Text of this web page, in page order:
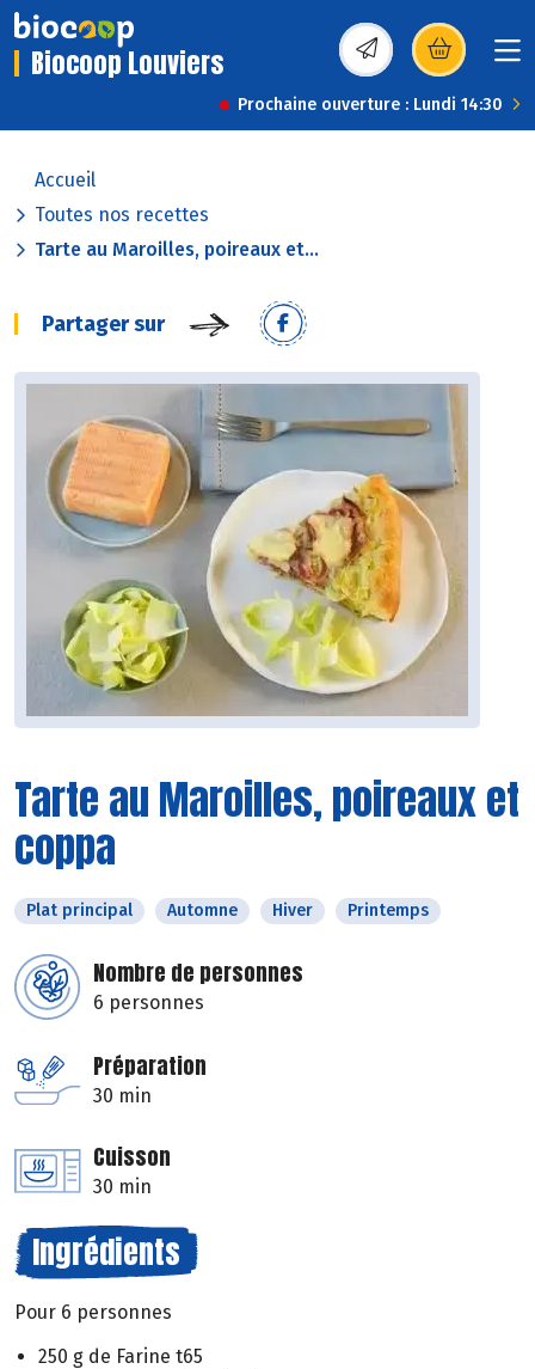
Biocoop Louviers (s’ouvre dans une
Prochaine ouverture : Lundi 14:30
Accueil
Toutes nos recettes
Tarte au Maroilles, poireaux et...
Partager sur
Tarte au Maroilles, poireaux et
coppa
Plat principal Automne Hiver Printemps
Nombre de personnes
6 personnes
Préparation
30 min
Cuisson
30 min
Ingrédients
Pour 6 personnes
250 g de Farine t65